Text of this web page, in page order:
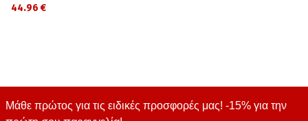
44.96 €
Μάθε πρώτος για τις ειδικές προσφορές μας! -15% για την